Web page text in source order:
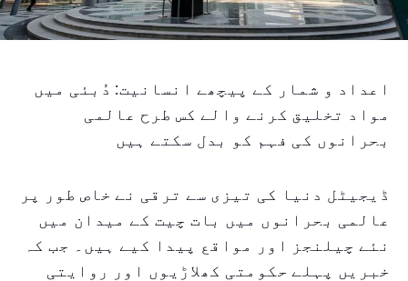
اعداد و شمار کے پیچھے انسانیت: دُبئی میں
مواد تخلیق کرنے والے کس طرح عالمی
بحرانوں کی فہم کو بدل سکتے ہیں
ڈیجیٹل دنیا کی تیزی سے ترقی نے خاص طور پر
عالمی بحرانوں میں بات چیت کے میدان میں
نئے چیلنجز اور مواقع پیدا کیے ہیں۔ جب کہ
خبریں پہلے حکومتی کھلاڑیوں اور روایتی